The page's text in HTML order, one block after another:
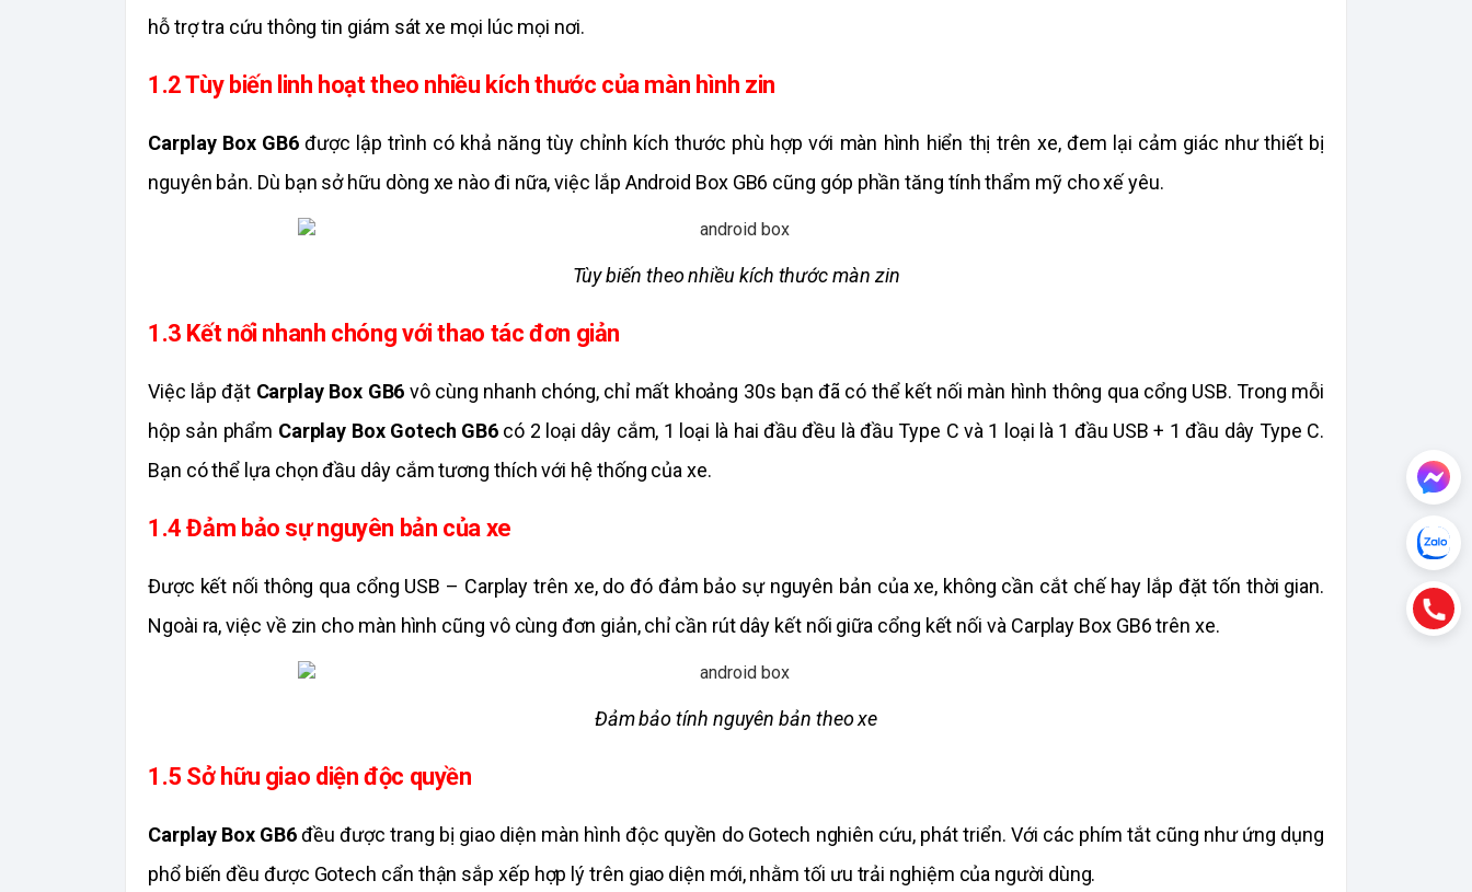
hỗ trợ tra cứu thông tin giám sát xe mọi lúc mọi nơi.
1.2 Tùy biến linh hoạt theo nhiều kích thước của màn hình zin
Carplay Box GB6 được lập trình có khả năng tùy chỉnh kích thước phù hợp với màn hình hiển thị trên xe, đem lại cảm giác như thiết bị
nguyên bản. Dù bạn sở hữu dòng xe nào đi nữa, việc lắp Android Box GB6 cũng góp phần tăng tính thẩm mỹ cho xế yêu.
Tùy biến theo nhiều kích thước màn zin
1.3 Kết nối nhanh chóng với thao tác đơn giản
Việc lắp đặt Carplay Box GB6 vô cùng nhanh chóng, chỉ mất khoảng 30s bạn đã có thể kết nối màn hình thông qua cổng USB. Trong mỗi
hộp sản phẩm Carplay Box Gotech GB6 có 2 loại dây cắm, 1 loại là hai đầu đều là đầu Type C và 1 loại là 1 đầu USB + 1 đầu dây Type C.
Bạn có thể lựa chọn đầu dây cắm tương thích với hệ thống của xe.
1.4 Đảm bảo sự nguyên bản của xe
Được kết nối thông qua cổng USB – Carplay trên xe, do đó đảm bảo sự nguyên bản của xe, không cần cắt chế hay lắp đặt tốn thời gian.
Ngoài ra, việc về zin cho màn hình cũng vô cùng đơn giản, chỉ cần rút dây kết nối giữa cổng kết nối và Carplay Box GB6 trên xe.
Đảm bảo tính nguyên bản theo xe
1.5 Sở hữu giao diện độc quyền
Carplay Box GB6 đều được trang bị giao diện màn hình độc quyền do Gotech nghiên cứu, phát triển. Với các phím tắt cũng như ứng dụng
phổ biến đều được Gotech cẩn thận sắp xếp hợp lý trên giao diện mới, nhằm tối ưu trải nghiệm của người dùng.